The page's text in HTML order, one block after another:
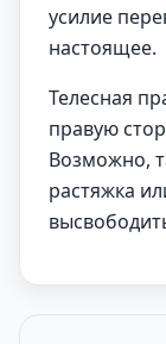
усилие
настоящее.
Телесная
правую
Возможно,
растяжка